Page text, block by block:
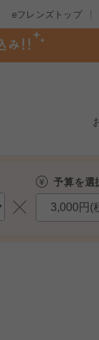
eフレンズトップ
予算を選